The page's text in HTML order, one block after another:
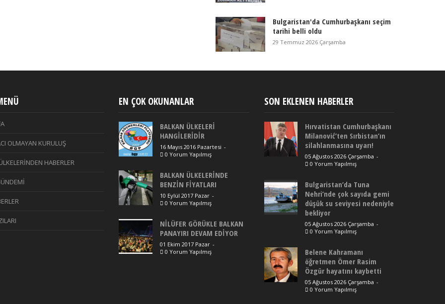
Bulgaristan'da Cumhurbaşkanı seçim
tarihi belli oldu
29 Temmuz 2026 Çarşamba
OLMAYAN KURULUŞ
HABERLER
EN ÇOK OKUNANLAR
BALKAN ÜLKELERİ
HANGİLERİDİR
16 Mayıs 2016 Pazartesi -
0 Yorum Yapılmış
BALKAN ÜLKELERİNDE
BENZİN FİYATLARI
10 Eylül 2017 Pazar -
0 Yorum Yapılmış
NİLÜFER GÖRÜKLE BALKAN
PANAYIRI DEVAM EDİYOR
01 Ekim 2017 Pazar -
0 Yorum Yapılmış
SON EKLENEN HABERLER
Hırvatistan Cumhurbaşkanı
Milanović’ten Sırbistan’ın
silahlanmasına uyarı!
05 Ağustos 2026 Çarşamba -
0 Yorum Yapılmış
Bulgaristan’da Tuna
Nehri’nde çok sayıda gemi
düşük su seviyesi nedeniyle
bekliyor
05 Ağustos 2026 Çarşamba -
0 Yorum Yapılmış
Belene Kahramanı
öğretmen Ömer Rasim
Özgür hayatını kaybetti
05 Ağustos 2026 Çarşamba -
0 Yorum Yapılmış